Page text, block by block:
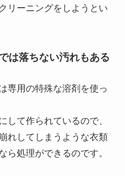
リーニングをしようとい
は落ちない汚れもある
専用の特殊な溶剤を使っ
して作られているので、
れしてしまうような衣類
ら処理ができるのです。